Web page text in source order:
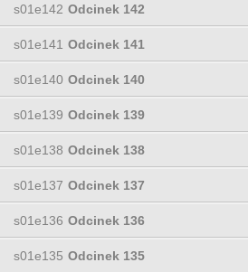
s01e142 Odcinek 142
s01e141 Odcinek 141
s01e140 Odcinek 140
s01e139 Odcinek 139
s01e138 Odcinek 138
s01e137 Odcinek 137
s01e136 Odcinek 136
s01e135 Odcinek 135